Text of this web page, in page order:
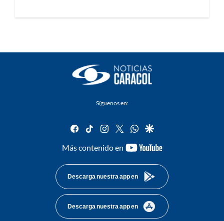
Síguenos en:
facebook
tiktok instagram
twitterwhatsapp
google
Más contenido en
youtube-
Descarga nuestra app en
Descarga nuestra app en